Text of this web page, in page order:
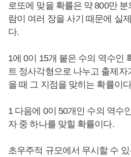
로또에 맞을 확률은 약 800만
람이 여러 장을 사기 때문에 실
다.
1에 0이 15개 붙은 수의 역수인
트 정사각형으로 나누고 출제자
을 때 그 지점을 맞히는 확률이
1 다음에 0이 50개인 수의 역수
자 중 하나를 맞힐 확률이다.
초우주적 규모에서 무시할 수